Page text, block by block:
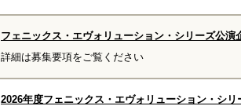
フェニックス・エヴォリューション・シリーズ公演
詳細は募集要項をご覧ください
2026年度フェニックス・エヴォリューション・シリ